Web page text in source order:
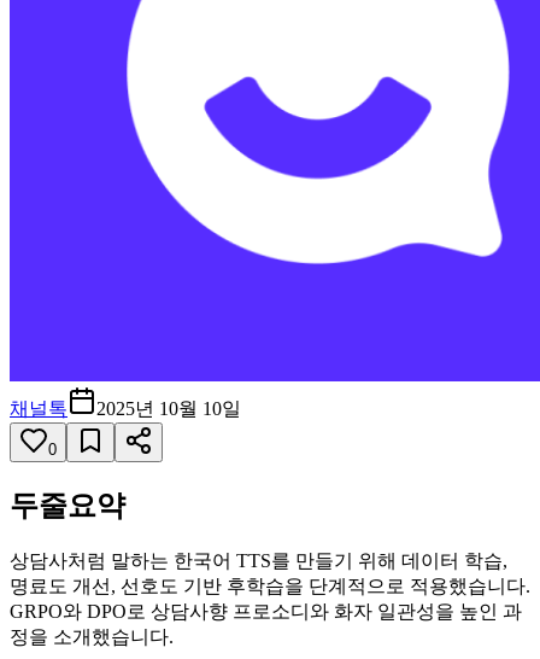
채널톡 2025년 10월 10일
0
두줄요약
상담사처럼 말하는 한국어 TTS를 만들기 위해 데이터 학습,
명료도 개선, 선호도 기반 후학습을 단계적으로 적용했습니다.
GRPO와 DPO로 상담사향 프로소디와 화자 일관성을 높인 과
정을 소개했습니다.